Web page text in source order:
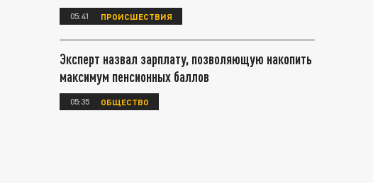
05:41 ПРОИСШЕСТВИЯ
Эксперт назвал зарплату, позволяющую накопить
максимум пенсионных баллов
05:35 ОБЩЕСТВО